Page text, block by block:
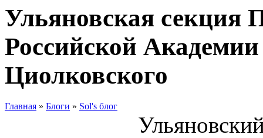
Ульяновская секция
Российской
Циолковского
Главная » Блоги » Sol's блог